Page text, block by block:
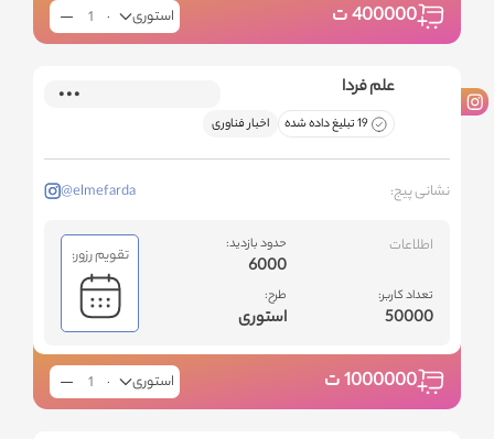
400000ت استوری
علم فردا
19 تبلیغ داده شده اخبار فناوری
نشانی پیج: @elmefarda
اطلاعات
تعداد کاربر:
50000
حدود بازدید:
6000
طرح:
استوری
تقویم رزور:
1000000ت استوری